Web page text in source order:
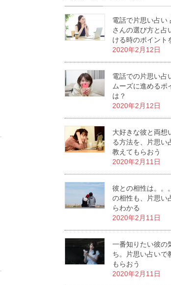
電話で片思い占い
さんの選び方と占
ける時のポイント
2020年2月12日
電話での片思い占
ムーズに進めるポ
は？
2020年2月12日
大好きな彼と両想
る方法を、片思い
教えてもらおう
2020年2月11日
彼との相性は。。
の相性も、片思い
らわかる
2020年2月11日
一番知りたい彼の
ち。片思い占いで
もらおう
2020年2月11日